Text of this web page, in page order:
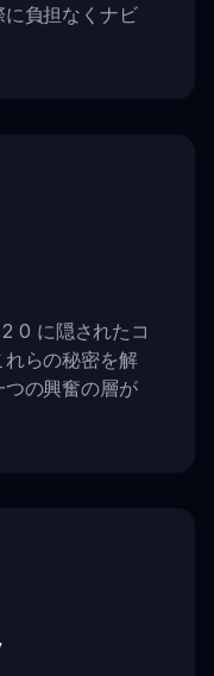
負担なくナビ
0 に隠されたコ
らの秘密を解
の興奮の層が